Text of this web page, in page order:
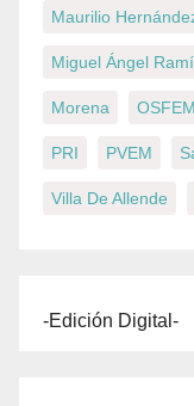
Maurilio
Miguel Ángel
Morena OSFEM
PRI PVEM
Villa De Allende
-Edición Digital-